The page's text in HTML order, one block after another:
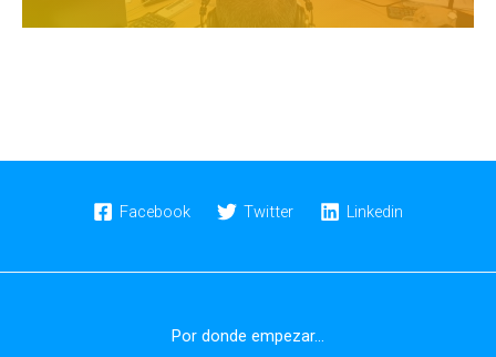
Facebook Twitter Linkedin
Por donde empezar...